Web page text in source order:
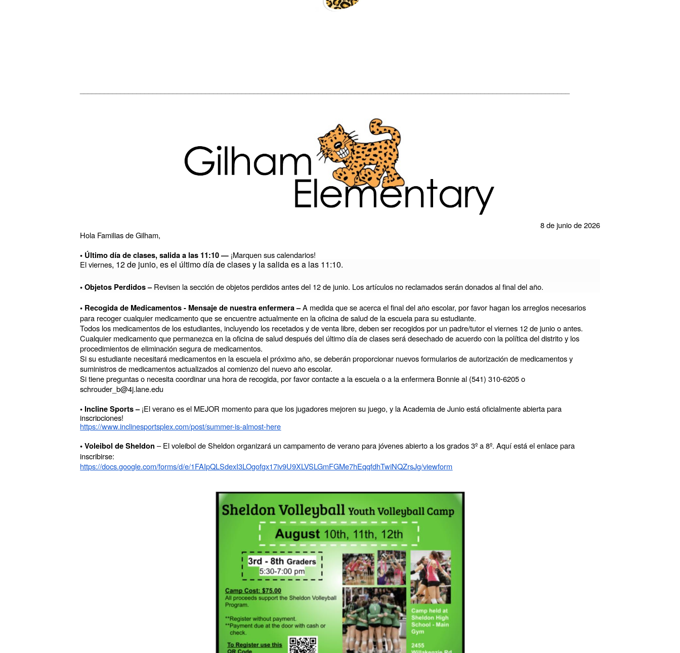
8 de junio de 2026
Hola Familias de Gilham,
• Último día de clases, salida a las 11:10 — ¡Marquen sus calendarios!
El viernes, 12 de junio, es el último día de clases y la salida es a las 11:10.
• Objetos Perdidos –Revisen la sección de objetos perdidos antes del 12 de junio. Los artículos no reclamados serán donados al final del año.
• Recogida de Medicamentos - Mensaje de nuestra enfermera –A medida que se acerca el final del año escolar, por favor hagan los arreglos necesarios
para recoger cualquier medicamento que se encuentre actualmente en la oficina de salud de la escuela para su estudiante.
Todos los medicamentos de los estudiantes, incluyendo los recetados y de venta libre, deben ser recogidos por un padre/tutor el viernes 12 de junio o antes.
Cualquier medicamento que permanezca en la oficina de salud después del último día de clases será desechado de acuerdo con la política del distrito y los
procedimientos de eliminación segura de medicamentos.
Si su estudiante necesitará medicamentos en la escuela el próximo año, se deberán proporcionar nuevos formularios de autorización de medicamentos y
suministros de medicamentos actualizados al comienzo del nuevo año escolar.
Si tiene preguntas o necesita coordinar una hora de recogida, por favor contacte a la escuela o a la enfermera Bonnie al (541) 310-6205 o
schrouder_b@4j.lane.edu
• Incline Sports –¡El verano es el MEJOR momento para que los jugadores mejoren su juego, y la Academia de Junio está oficialmente abierta para
inscripciones!
https://www.inclinesportsplex.com/post/summer-is-almost-here
• Voleibol de Sheldon – El voleibol de Sheldon organizará un campamento de verano para jóvenes abierto a los grados 3º a 8º. Aquí está el enlace para
inscribirse:
https://docs.google.com/forms/d/e/1FAIpQLSdexI3LOgofgx17iv9U9XLVSLGmFGMe7hEqqfdhTwiNQZrsJg/viewform